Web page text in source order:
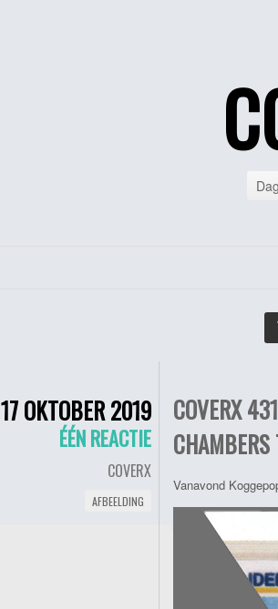
17 OKTOBER 2019
ÉÉN REACTIE
COVERX
AFBEELDING
COVERX
Vanavond